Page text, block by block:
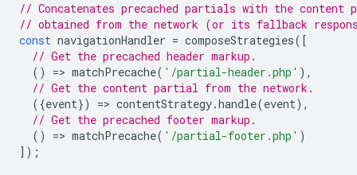
// Concatenates precached partials with the content
// obtained from the network (or its fallback
const navigationHandler = composeStrategies([
// Get the precached header markup.
()
=> matchPrecache( '/partial-header.php' ),
// Get the content partial from the network.
({event}) => contentStrategy.handle(event),
// Get the precached footer markup.
()
=> matchPrecache( '/partial-footer.php' )
]);